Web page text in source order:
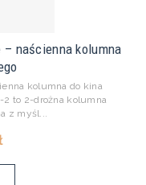
– naścienna kolumna
kolumna do kina
2 to 2-drożna kolumna
z myśl...